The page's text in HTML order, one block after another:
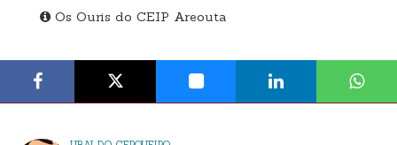
Os Ouris do CEIP Areouta